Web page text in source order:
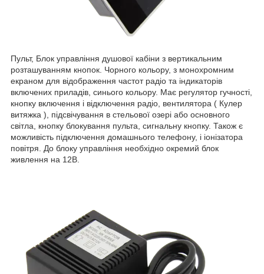
Пульт, Блок управління душової кабіни з вертикальним
розташуванням кнопок. Чорного кольору, з монохромним
екраном для відображення частот радіо та індикаторів
включених приладів, синього кольору. Має регулятор гучності,
кнопку включення і відключення радіо, вентилятора ( Кулер
витяжка ), підсвічування в стельової озері або основного
світла, кнопку блокування пульта, сигнальну кнопку. Також є
можливість підключення домашнього телефону, і іонізатора
повітря. До блоку управління необхідно окремий блок
живлення на 12В.